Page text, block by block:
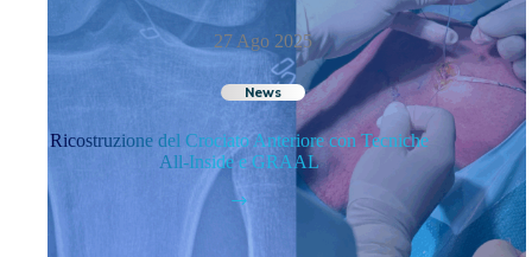
27 Ago 2025
News
Ricostruzione del Crociato Anteriore con Tecniche
All-Inside e GRAAL